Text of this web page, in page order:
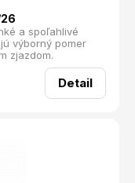
a spoľahlivé
výborný pomer
zjazdom.
Detail